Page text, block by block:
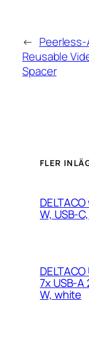
← Peerless-
Reusable
Spacer
FLER
W, USB-
7x USB-A
W, white